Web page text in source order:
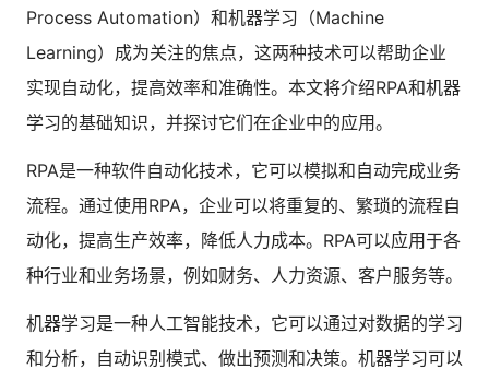
制造业
订单生成 | 库存管控 | 物流监控 | 风险监测
司法
智能辅办 | 要素提取 | 自动立案 | 流程智动
人才数字化
人才培养 | 智能教具 | 智能实训 | 课程共创
财务
智能票据 | 自动报税 | 自动存单 | 智能审计
Process Automation）和机器学习（Machine
Learning）成为关注的焦点，这两种技术可以帮助企业
实现自动化，提高效率和准确性。本文将介绍RPA和机器
学习的基础知识，并探讨它们在企业中的应用。
RPA是一种软件自动化技术，它可以模拟和自动完成业务
流程。通过使用RPA，企业可以将重复的、繁琐的流程自
动化，提高生产效率，降低人力成本。RPA可以应用于各
种行业和业务场景，例如财务、人力资源、客户服务等。
机器学习是一种人工智能技术，它可以通过对数据的学习
和分析，自动识别模式、做出预测和决策。机器学习可以